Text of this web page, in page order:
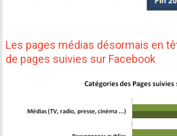
Les pages médias désormais en
de pages suivies sur Facebook